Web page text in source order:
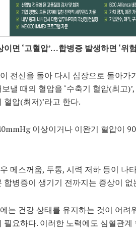
면 ‘고혈압’…합병증 발생하면 ‘위
전신을 돌아 다시 심장으로 돌아가
낼 때의 혈압을 ‘수축기 혈압(최고
혈압(최저)’라고 한다.
이상이거나 이완기 혈압이
메스꺼움, 두통, 시력 저하 등이 나
합병증이 생기기 전까지는 증상이 없
는 건강 상태를 유지하는 것이 어려
요하다. 이러한 노력에도 심혈관계